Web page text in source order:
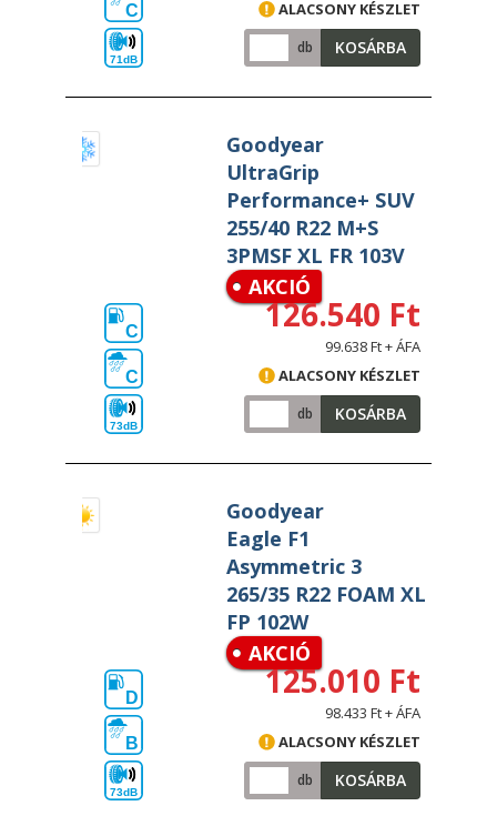
C
71dB
ALACSONY KÉSZLET
db KOSÁRBA
Goodyear
UltraGrip
Performance+ SUV
255/40 R22 M+S
3PMSF XL FR 103V
AKCIÓ
C
C
73dB
126.540 Ft
99.638 Ft + ÁFA
ALACSONY KÉSZLET
db KOSÁRBA
Goodyear
Eagle F1
Asymmetric 3
265/35 R22 FOAM XL
FP 102W
AKCIÓ
D
B
73dB
125.010 Ft
98.433 Ft + ÁFA
ALACSONY KÉSZLET
db KOSÁRBA